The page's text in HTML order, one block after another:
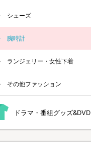
シューズ
腕時計
ランジェリー・女性下着
その他ファッション
ドラマ・番組グッズ&DVD